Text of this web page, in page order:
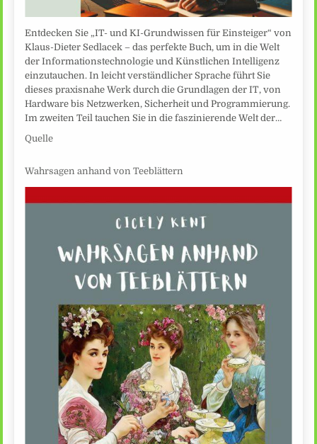
Entdecken Sie „IT- und KI-Grundwissen für Einsteiger“ von
Klaus-Dieter Sedlacek – das perfekte Buch, um in die Welt
der Informationstechnologie und Künstlichen Intelligenz
einzutauchen. In leicht verständlicher Sprache führt Sie
dieses praxisnahe Werk durch die Grundlagen der IT, von
Hardware bis Netzwerken, Sicherheit und Programmierung.
Im zweiten Teil tauchen Sie in die faszinierende Welt der…
Quelle
Wahrsagen anhand von Teeblättern